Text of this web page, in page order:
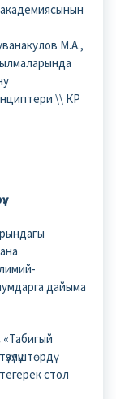
М.А.,
\\ КР
дайыма
«Табигый
тегерек стол